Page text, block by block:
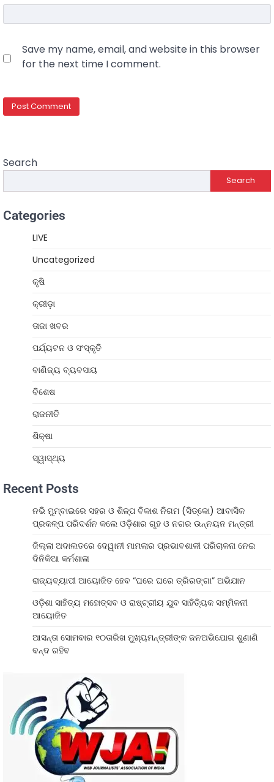
Save my name, email, and website in this browser
for the next time I comment.
Search
Search
Categories
LIVE
Uncategorized
କୃଷି
କ୍ରୀଡ଼ା
ତାଜା ଖବର
ପର୍ଯ୍ୟଟନ ଓ ସଂସ୍କୃତି
ବାଣିଜ୍ୟ ବ୍ୟବସାୟ
ବିଶେଷ
ରାଜନୀତି
ଶିକ୍ଷା
ସ୍ୱାସ୍ଥ୍ୟ
Recent Posts
ନଭି ମୁମ୍ବାଇରେ ସହର ଓ ଶିଳ୍ପ ବିକାଶ ନିଗମ (ସିଡ୍‌କୋ) ଆବାସିକ
ପ୍ରକଳ୍ପ ପରିଦର୍ଶନ କଲେ ଓଡ଼ିଶାର ଗୃହ ଓ ନଗର ଉନ୍ନୟନ ମନ୍ତ୍ରୀ
ଜିଲ୍ଲା ଅଦାଲତରେ ଦେୱାନୀ ମାମଲାର ପ୍ରଭାବଶାଳୀ ପରିଚାଳନା ନେଇ
ଦିନିକିଆ କର୍ମଶାଳା
ରାଜ୍ୟବ୍ୟାପୀ ଆୟୋଜିତ ହେବ “ଘରେ ଘରେ ତ୍ରିରଙ୍ଗା” ଅଭିଯାନ
ଓଡ଼ିଶା ସାହିତ୍ୟ ମହୋତ୍ସବ ଓ ରାଷ୍ଟ୍ରୀୟ ଯୁବ ସାହିତ୍ୟିକ ସମ୍ମିଳନୀ
ଆୟୋଜିତ
ଆସନ୍ତା ସୋମବାର ୧୦ତାରିଖ ମୁଖ୍ୟମନ୍ତ୍ରୀଙ୍କ ଜନଅଭିଯୋଗ ଶୁଣାଣି
ବନ୍ଦ ରହିବ